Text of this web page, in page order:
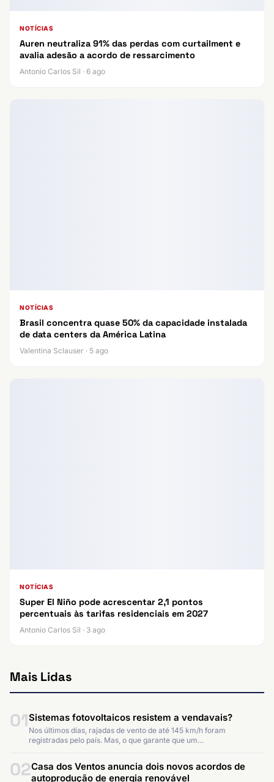
NOTÍCIAS
Auren neutraliza 91% das perdas com curtailment e
avalia adesão a acordo de ressarcimento
Antonio Carlos Sil · 6 ago
NOTÍCIAS
Brasil concentra quase 50% da capacidade instalada
de data centers da América Latina
Valentina Sclauser · 5 ago
NOTÍCIAS
Super El Niño pode acrescentar 2,1 pontos
percentuais às tarifas residenciais em 2027
Antonio Carlos Sil · 3 ago
Mais Lidas
01Sistemas fotovoltaicos resistem a vendavais?
Nos últimos dias, rajadas de vento de até 145 km/h foram
registradas pelo país. Mas, o que garante que um…
02Casa dos Ventos anuncia dois novos acordos de
autoprodução de energia renovável